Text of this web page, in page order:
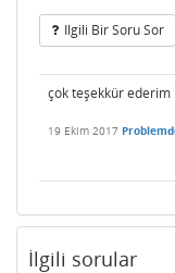
Ilgili Bir Soru Sor
çok teşekkür ederim
19 Ekim 2017
İlgili sorular